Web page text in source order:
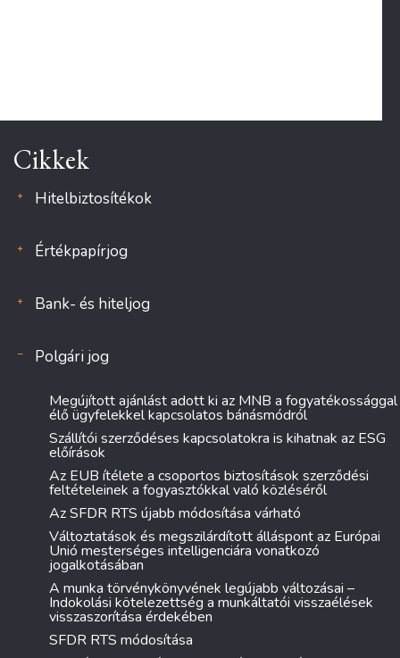
Cikkek
Hitelbiztosítékok
Értékpapírjog
Bank- és hiteljog
Polgári jog
Megújított ajánlást adott ki az MNB a fogyatékossággal
élő ügyfelekkel kapcsolatos bánásmódról
Szállítói szerződéses kapcsolatokra is kihatnak az ESG
előírások
Az EUB ítélete a csoportos biztosítások szerződési
feltételeinek a fogyasztókkal való közléséről
Az SFDR RTS újabb módosítása várható
Változtatások és megszilárdított álláspont az Európai
Unió mesterséges intelligenciára vonatkozó
jogalkotásában
A munka törvénykönyvének legújabb változásai –
Indokolási kötelezettség a munkáltatói visszaélések
visszaszorítása érdekében
SFDR RTS módosítása